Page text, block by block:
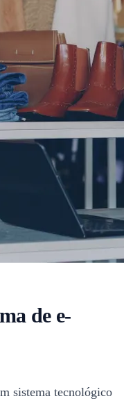
de e-
sistema tecnológico